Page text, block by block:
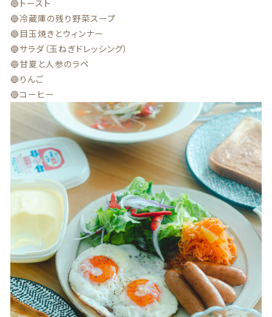
🔵トースト
🔵冷蔵庫の残り野菜スープ
🔵目玉焼きとウィンナー
🔵サラダ（玉ねぎドレッシング）
🔵甘夏と人参のラペ
🔵りんご
🔵コーヒー
商品一覧
最近チェックした商品
注文履歴
ご利用ガイド
当店について
ブログ
よくある質問
プライバシーポリシー
特定商取引法に基づく表記
お問い合わせ